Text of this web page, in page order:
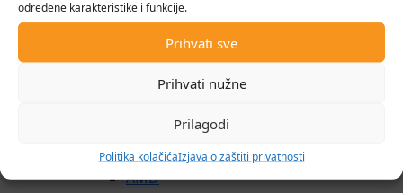
određene karakteristike i funkcije.
Prihvati sve
Prihvati nužne
Prilagodi
Politika kolačićaIzjava o zaštiti privatnosti
PC komponente
Audio/tv kartice
Hladnjaci
Matične ploče
AMD